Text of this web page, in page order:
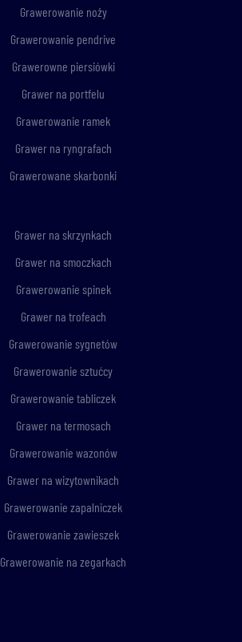
Grawerowanie noży
Grawerowanie pendrive
Grawerowne piersiówki
Grawer na portfelu
Grawerowanie ramek
Grawer na ryngrafach
Grawerowane skarbonki
Grawer na skrzynkach
Grawer na smoczkach
Grawerowanie spinek
Grawer na trofeach
Grawerowanie sygnetów
Grawerowanie sztućcy
Grawerowanie tabliczek
Grawer na termosach
Grawerowanie wazonów
Grawer na wizytownikach
Grawerowanie zapalniczek
Grawerowanie zawieszek
Grawerowanie na zegarkach